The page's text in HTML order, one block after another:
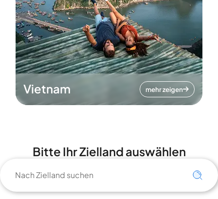
Vietnam mehr zeigen
Bitte Ihr Zielland auswählen